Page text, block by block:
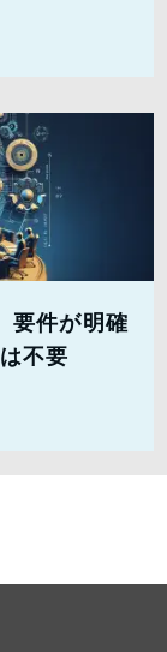
要件が明確
不要